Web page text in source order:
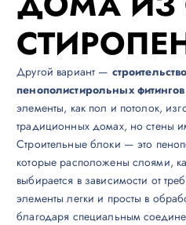
Другой вариант —
пенополистирольных фитингов
элементы, как пол и потолок,
традиционных домах, но стены
Строительные блоки — это
которые расположены слоями,
выбирается в зависимости от
элементы легки и просты в
благодаря специальным